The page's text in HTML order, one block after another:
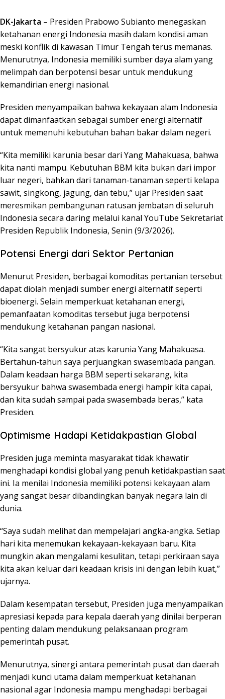
DK-Jakarta – Presiden Prabowo Subianto menegaskan
ketahanan energi Indonesia masih dalam kondisi aman
meski konflik di kawasan Timur Tengah terus memanas.
Menurutnya, Indonesia memiliki sumber daya alam yang
melimpah dan berpotensi besar untuk mendukung
kemandirian energi nasional.
Presiden menyampaikan bahwa kekayaan alam Indonesia
dapat dimanfaatkan sebagai sumber energi alternatif
untuk memenuhi kebutuhan bahan bakar dalam negeri.
“Kita memiliki karunia besar dari Yang Mahakuasa, bahwa
kita nanti mampu. Kebutuhan BBM kita bukan dari impor
luar negeri, bahkan dari tanaman-tanaman seperti kelapa
sawit, singkong, jagung, dan tebu,” ujar Presiden saat
meresmikan pembangunan ratusan jembatan di seluruh
Indonesia secara daring melalui kanal YouTube Sekretariat
Presiden Republik Indonesia, Senin (9/3/2026).
Potensi Energi dari Sektor Pertanian
Menurut Presiden, berbagai komoditas pertanian tersebut
dapat diolah menjadi sumber energi alternatif seperti
bioenergi. Selain memperkuat ketahanan energi,
pemanfaatan komoditas tersebut juga berpotensi
mendukung ketahanan pangan nasional.
“Kita sangat bersyukur atas karunia Yang Mahakuasa.
Bertahun-tahun saya perjuangkan swasembada pangan.
Dalam keadaan harga BBM seperti sekarang, kita
bersyukur bahwa swasembada energi hampir kita capai,
dan kita sudah sampai pada swasembada beras,” kata
Presiden.
Optimisme Hadapi Ketidakpastian Global
Presiden juga meminta masyarakat tidak khawatir
menghadapi kondisi global yang penuh ketidakpastian saat
ini. Ia menilai Indonesia memiliki potensi kekayaan alam
yang sangat besar dibandingkan banyak negara lain di
dunia.
“Saya sudah melihat dan mempelajari angka-angka. Setiap
hari kita menemukan kekayaan-kekayaan baru. Kita
mungkin akan mengalami kesulitan, tetapi perkiraan saya
kita akan keluar dari keadaan krisis ini dengan lebih kuat,”
ujarnya.
Dalam kesempatan tersebut, Presiden juga menyampaikan
apresiasi kepada para kepala daerah yang dinilai berperan
penting dalam mendukung pelaksanaan program
pemerintah pusat.
Menurutnya, sinergi antara pemerintah pusat dan daerah
menjadi kunci utama dalam memperkuat ketahanan
nasional agar Indonesia mampu menghadapi berbagai